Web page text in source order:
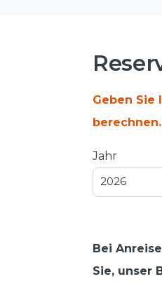
Geben Sie
berechnen.
Jahr
2026
Bei
Sie, unser